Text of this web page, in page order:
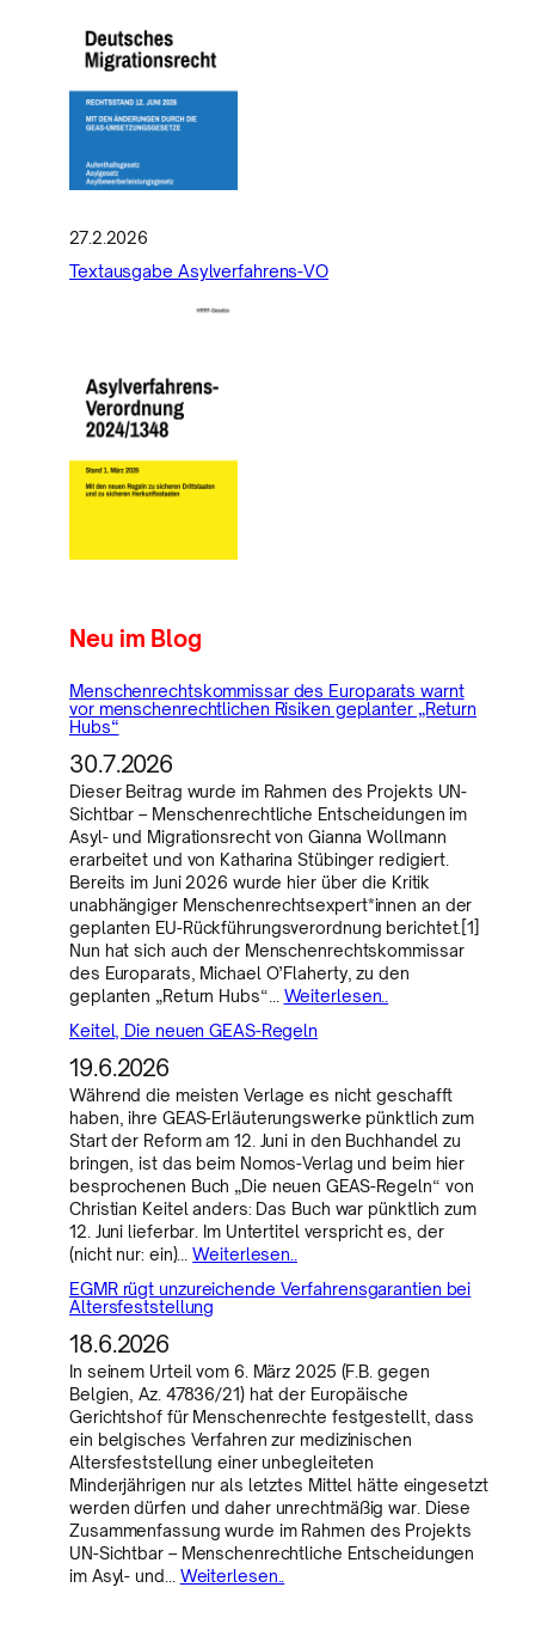
27.2.2026
Textausgabe Asylverfahrens-VO
Neu im Blog
Menschenrechtskommissar des Europarats warnt
vor menschenrechtlichen Risiken geplanter „Return
Hubs“
30.7.2026
Dieser Beitrag wurde im Rahmen des Projekts UN-
Sichtbar – Menschenrechtliche Entscheidungen im
Asyl- und Migrationsrecht von Gianna Wollmann
erarbeitet und von Katharina Stübinger redigiert.
Bereits im Juni 2026 wurde hier über die Kritik
unabhängiger Menschenrechtsexpert*innen an der
geplanten EU-Rückführungsverordnung berichtet.[1]
Nun hat sich auch der Menschenrechtskommissar
des Europarats, Michael O’Flaherty, zu den
geplanten „Return Hubs“… Weiterlesen..
Keitel, Die neuen GEAS-Regeln
19.6.2026
Während die meisten Verlage es nicht geschafft
haben, ihre GEAS-Erläuterungswerke pünktlich zum
Start der Reform am 12. Juni in den Buchhandel zu
bringen, ist das beim Nomos-Verlag und beim hier
besprochenen Buch „Die neuen GEAS-Regeln“ von
Christian Keitel anders: Das Buch war pünktlich zum
12. Juni lieferbar. Im Untertitel verspricht es, der
(nicht nur: ein)…Weiterlesen..
EGMR rügt unzureichende Verfahrensgarantien bei
Altersfeststellung
18.6.2026
In seinem Urteil vom 6. März 2025 (F.B. gegen
Belgien, Az. 47836/21) hat der Europäische
Gerichtshof für Menschenrechte festgestellt, dass
ein belgisches Verfahren zur medizinischen
Altersfeststellung einer unbegleiteten
Minderjährigen nur als letztes Mittel hätte eingesetzt
werden dürfen und daher unrechtmäßig war. Diese
Zusammenfassung wurde im Rahmen des Projekts
UN-Sichtbar – Menschenrechtliche Entscheidungen
im Asyl- und… Weiterlesen..